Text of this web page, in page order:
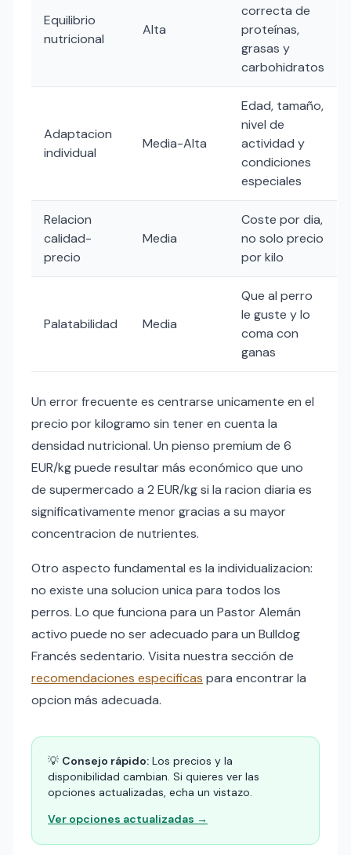
Equilibrio
nutricional
Alta
correcta de
proteínas,
grasas y
carbohidratos
Adaptacion
individual
Media-Alta
Edad, tamaño,
nivel de
actividad y
condiciones
especiales
Relacion
calidad-
precio
Media
Coste por dia,
no solo precio
por kilo
Palatabilidad Media
Que al perro
le guste y lo
coma con
ganas
Un error frecuente es centrarse unicamente en el
precio por kilogramo sin tener en cuenta la
densidad nutricional. Un pienso premium de 6
EUR/kg puede resultar más económico que uno
de supermercado a 2 EUR/kg si la racion diaria es
significativamente menor gracias a su mayor
concentracion de nutrientes.
Otro aspecto fundamental es la individualizacion:
no existe una solucion unica para todos los
perros. Lo que funciona para un Pastor Alemán
activo puede no ser adecuado para un Bulldog
Francés sedentario. Visita nuestra sección de
recomendaciones especificas para encontrar la
opcion más adecuada.
💡 Consejo rápido: Los precios y la
disponibilidad cambian. Si quieres ver las
opciones actualizadas, echa un vistazo.
Ver opciones actualizadas →